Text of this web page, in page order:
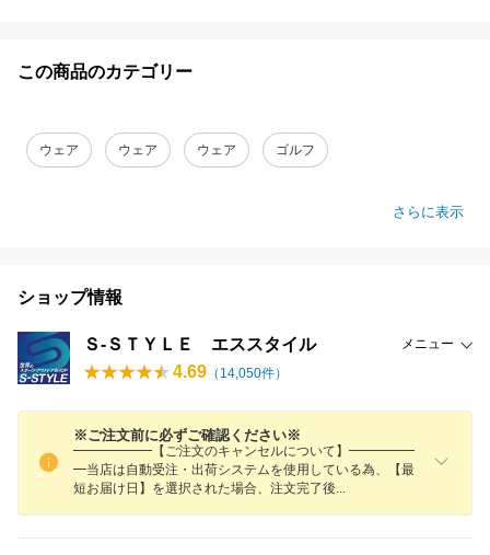
この商品のカテゴリー
ウェア ウェア ウェア ゴルフ
さらに表示
ショップ情報
Ｓ-ＳＴＹＬＥ エススタイル メニュー
4.69 （ 14,050件）
※ご注文前に必ずご確認ください※
━━━━━━【ご注文のキャンセルについて】━━━━━
━当店は自動受注・出荷システムを使用している為、【最
短お届け日】を選択された場合、注文完了後